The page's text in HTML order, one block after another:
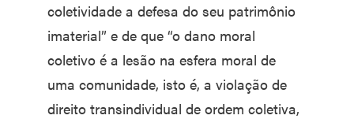
coletividade a defesa do seu patrimônio
imaterial” e de que “o dano moral
coletivo é a lesão na esfera moral de
uma comunidade, isto é, a violação de
direito transindividual de ordem coletiva,